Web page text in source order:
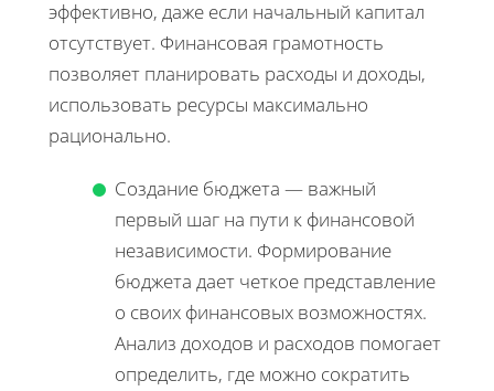
эффективно, даже если начальный капитал
отсутствует. Финансовая грамотность
позволяет планировать расходы и доходы,
использовать ресурсы максимально
рационально.
Создание бюджета — важный
первый шаг на пути к финансовой
независимости. Формирование
бюджета дает четкое представление
о своих финансовых возможностях.
Анализ доходов и расходов помогает
определить, где можно сократить